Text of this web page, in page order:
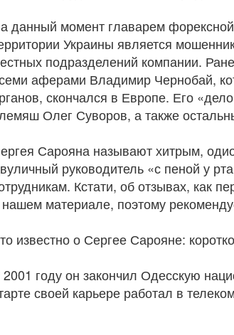
данный момент главарем
Украины является
подразделений компании.
аферами Владимир Чернобай,
скончался в Европе. Его
Олег Суворов, а также
Сарояна называют хитрым,
руководитель «с пеной у
Кстати, об отзывах, как
материале, поэтому
известно о Сергее Сарояне: коротко
году он закончил Одесскую
своей карьере работал в